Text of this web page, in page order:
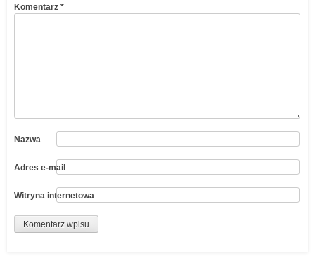
Komentarz *
Nazwa
Adres e-mail
Witryna internetowa